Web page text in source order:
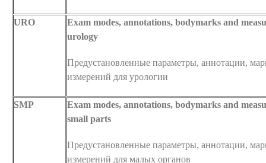
URO
Exam modes, annotations, bodymarks and
urology
Предустановленные параметры, аннотации,
измерений для урологии
SMP
Exam modes, annotations, bodymarks and
small parts
Предустановленные параметры, аннотации,
измерений для малых органов